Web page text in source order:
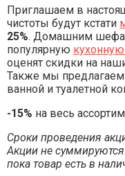
Приглашаем в
чистоты будут кстати
25%. Домашним
популярную
оценят скидки на
Также мы предлагаем
ванной и туалетной
-15% на весь
Сроки проведения
Акции не
пока товар есть в